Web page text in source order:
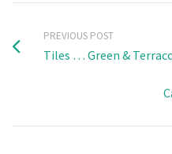
PREVIOUS POST
Tiles … Green &